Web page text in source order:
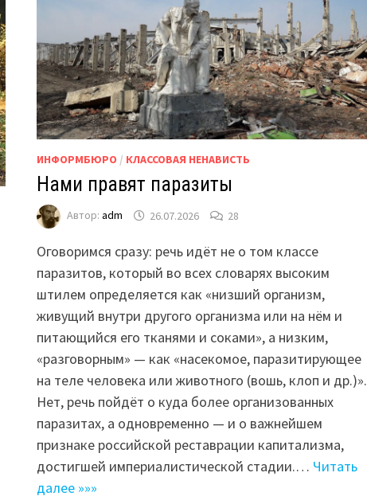
ИНФОРМБЮРО / КЛАССОВАЯ НЕНАВИСТЬ
Нами правят паразиты
Автор: adm 26.07.2026 28
Оговоримся сразу: речь идёт не о том классе
паразитов, который во всех словарях высоким
штилем определяется как «низший организм,
живущий внутри другого организма или на нём и
питающийся его тканями и соками», а низким,
«разговорным» — как «насекомое, паразитирующее
на теле человека или животного (вошь, клоп и др.)».
Нет, речь пойдёт о куда более организованных
паразитах, а одновременно — и о важнейшем
признаке российской реставрации капитализма,
достигшей империалистической стадии.… Читать
далее »»»